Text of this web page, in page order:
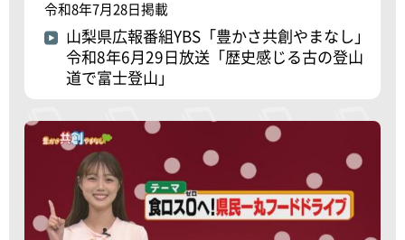
令和8年7月28日掲載
山梨県広報番組YBS「豊かさ共創やまなし」
令和8年6月29日放送「歴史感じる古の登山
道で富士登山」